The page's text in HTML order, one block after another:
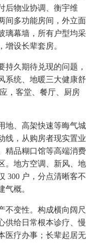
后物业协调、衡宇维
间多功能房间，外立面
璃幕墙，所有户型均采
增设长辈套房。
久期待兑现的问题，
系统、地暖三大健康舒
，客堂、餐厅、厨房
、高架快速等晦气城
线，从购房者现实置业
精品糊口馆等高端消费
。地方空调、新风、地
300 户，分点清晰客不
气概。
变性。构成横向阔尺
供给日常根本诊疗、慢
医疗办事；长辈起居无